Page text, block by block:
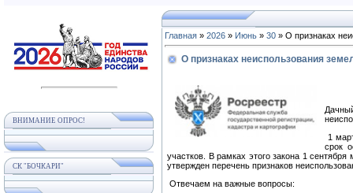
ВНИМАНИЕ ОПРОС!
СК "БОЧКАРИ"
Главная » 2026 » Июнь » 30 » О признаках
О признаках неиспользования
1
срок
участков. В рамках этого закона 1
утвержден перечень признаков
Отвечаем на важные вопросы: